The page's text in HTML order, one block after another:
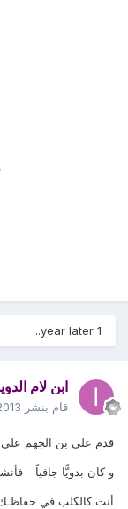
ابن لام
قام بنشر
قدم علي بن الجهم على
و كان بدويًّا جافياً -
أنت كالكلب في